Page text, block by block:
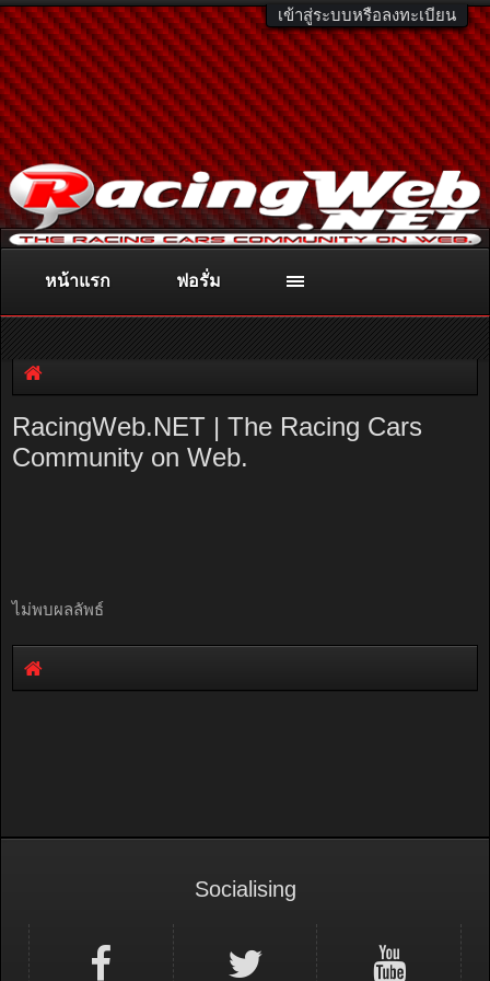
เข้าสู่ระบบหรือลงทะเบียน
ติดต่อลงโฆษณา racingweb@gmail.comหรือโทร. 081-811-1138
หรืออ่านรายละเอียดเพิ่มเติม คลิกที่นี่
RacingWeb.NET | The Racing Cars
Community on Web.
ไม่พบผลลัพธ์
หน้าแรก ฟอรั่ม
Socialising